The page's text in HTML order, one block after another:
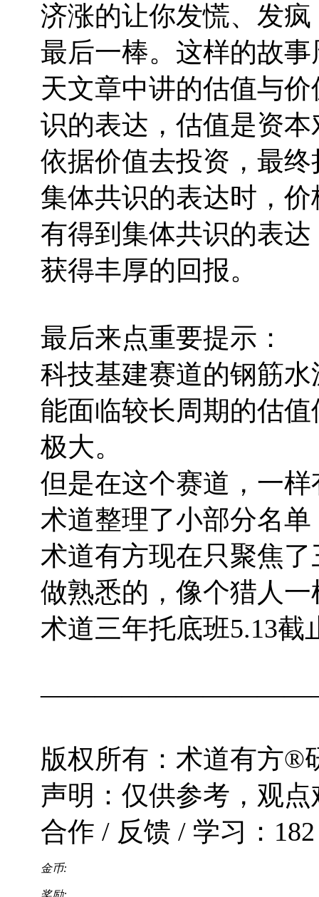
济涨的让你发慌、发
最后一棒。这样的故
天文章中讲的估值与
识的表达，估值是资
依据价值去投资，最
集体共识的表达时，
有得到集体共识的表
获得丰厚的回报。
最后来点重要提示：
科技基建赛道的钢筋
能面临较长周期的估
极大。
但是在这个赛道，一
术道整理了小部分名
术道有方现在只聚焦
做熟悉的，像个猎人
术道三年托底班5.13截
版权所有：术道有方®
声明：仅供参考，观
合作 / 反馈 / 学习：182
金币:
奖励: